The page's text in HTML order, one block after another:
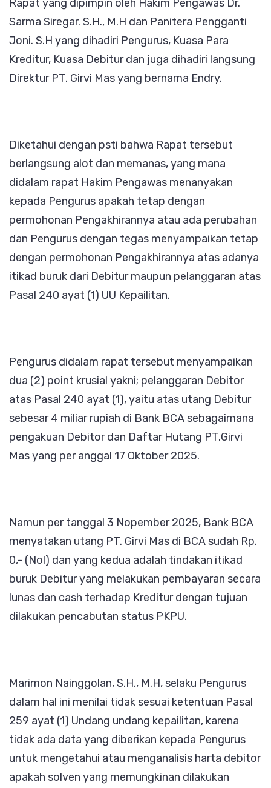
Rapat yang dipimpin oleh Hakim Pengawas Dr.
Sarma Siregar. S.H., M.H dan Panitera Pengganti
Joni. S.H yang dihadiri Pengurus, Kuasa Para
Kreditur, Kuasa Debitur dan juga dihadiri langsung
Direktur PT. Girvi Mas yang bernama Endry.
Diketahui dengan psti bahwa Rapat tersebut
berlangsung alot dan memanas, yang mana
didalam rapat Hakim Pengawas menanyakan
kepada Pengurus apakah tetap dengan
permohonan Pengakhirannya atau ada perubahan
dan Pengurus dengan tegas menyampaikan tetap
dengan permohonan Pengakhirannya atas adanya
itikad buruk dari Debitur maupun pelanggaran atas
Pasal 240 ayat (1) UU Kepailitan.
Pengurus didalam rapat tersebut menyampaikan
dua (2) point krusial yakni; pelanggaran Debitor
atas Pasal 240 ayat (1), yaitu atas utang Debitur
sebesar 4 miliar rupiah di Bank BCA sebagaimana
pengakuan Debitor dan Daftar Hutang PT.Girvi
Mas yang per anggal 17 Oktober 2025.
Namun per tanggal 3 Nopember 2025, Bank BCA
menyatakan utang PT. Girvi Mas di BCA sudah Rp.
0,- (Nol) dan yang kedua adalah tindakan itikad
buruk Debitur yang melakukan pembayaran secara
lunas dan cash terhadap Kreditur dengan tujuan
dilakukan pencabutan status PKPU.
Marimon Nainggolan, S.H., M.H, selaku Pengurus
dalam hal ini menilai tidak sesuai ketentuan Pasal
259 ayat (1) Undang undang kepailitan, karena
tidak ada data yang diberikan kepada Pengurus
untuk mengetahui atau menganalisis harta debitor
apakah solven yang memungkinan dilakukan